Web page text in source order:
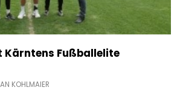
Kärntens Fußballelite
KOHLMAIER